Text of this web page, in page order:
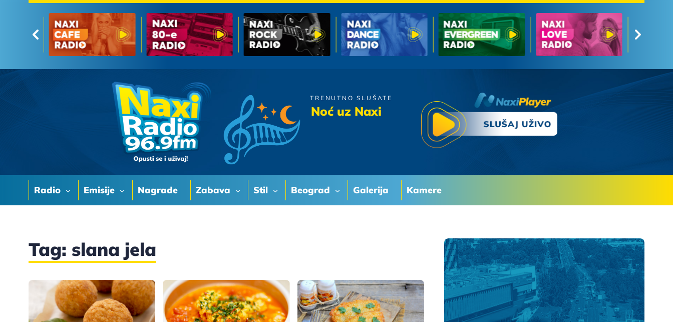
Radio Emisije Nagrade Zabava Stil Beograd Galerija Kamere
TRENUTNO SLUŠATE
Noć uz NaxiU Skripcu
Tag: slana jela